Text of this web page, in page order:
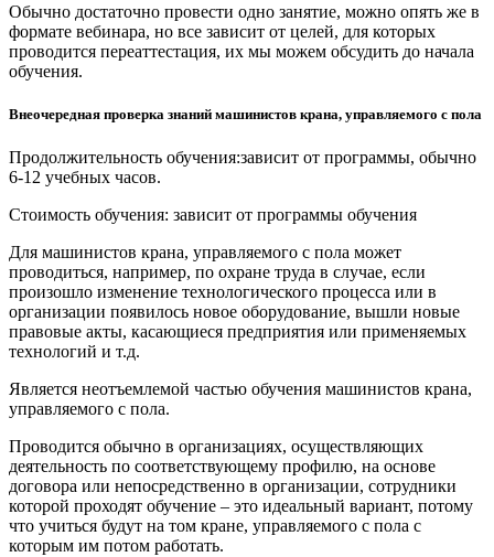
Обычно достаточно провести одно занятие, можно опять же в
формате вебинара, но все зависит от целей, для которых
проводится переаттестация, их мы можем обсудить до начала
обучения.
Внеочередная проверка знаний машинистов крана, управляемого с пола
Продолжительность обучения:зависит от программы, обычно
6-12 учебных часов.
Стоимость обучения: зависит от программы обучения
Для машинистов крана, управляемого с пола может
проводиться, например, по охране труда в случае, если
произошло изменение технологического процесса или в
организации появилось новое оборудование, вышли новые
правовые акты, касающиеся предприятия или применяемых
технологий и т.д.
Является неотъемлемой частью обучения машинистов крана,
управляемого с пола.
Проводится обычно в организациях, осуществляющих
деятельность по соответствующему профилю, на основе
договора или непосредственно в организации, сотрудники
которой проходят обучение – это идеальный вариант, потому
что учиться будут на том кране, управляемого с пола с
которым им потом работать.